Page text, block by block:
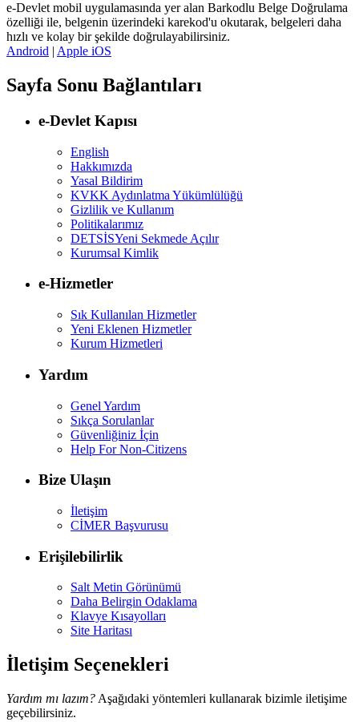
e-Devlet mobil uygulamasında yer alan Barkodlu Belge Doğrulama
özelliği ile, belgenin üzerindeki karekod'u okutarak, belgeleri daha
hızlı ve kolay bir şekilde doğrulayabilirsiniz.
Android | Apple iOS
Sayfa Sonu Bağlantıları
e-Devlet Kapısı
English
Hakkımızda
Yasal Bildirim
KVKK Aydınlatma Yükümlülüğü
Gizlilik ve Kullanım
Politikalarımız
DETSİSYeni Sekmede Açılır
Kurumsal Kimlik
e-Hizmetler
Sık Kullanılan Hizmetler
Yeni Eklenen Hizmetler
Kurum Hizmetleri
Yardım
Genel Yardım
Sıkça Sorulanlar
Güvenliğiniz İçin
Help For Non-Citizens
Bize Ulaşın
İletişim
CİMER Başvurusu
Erişilebilirlik
Salt Metin Görünümü
Daha Belirgin Odaklama
Klavye Kısayolları
Site Haritası
İletişim Seçenekleri
Yardım mı lazım? Aşağıdaki yöntemleri kullanarak bizimle iletişime
geçebilirsiniz.